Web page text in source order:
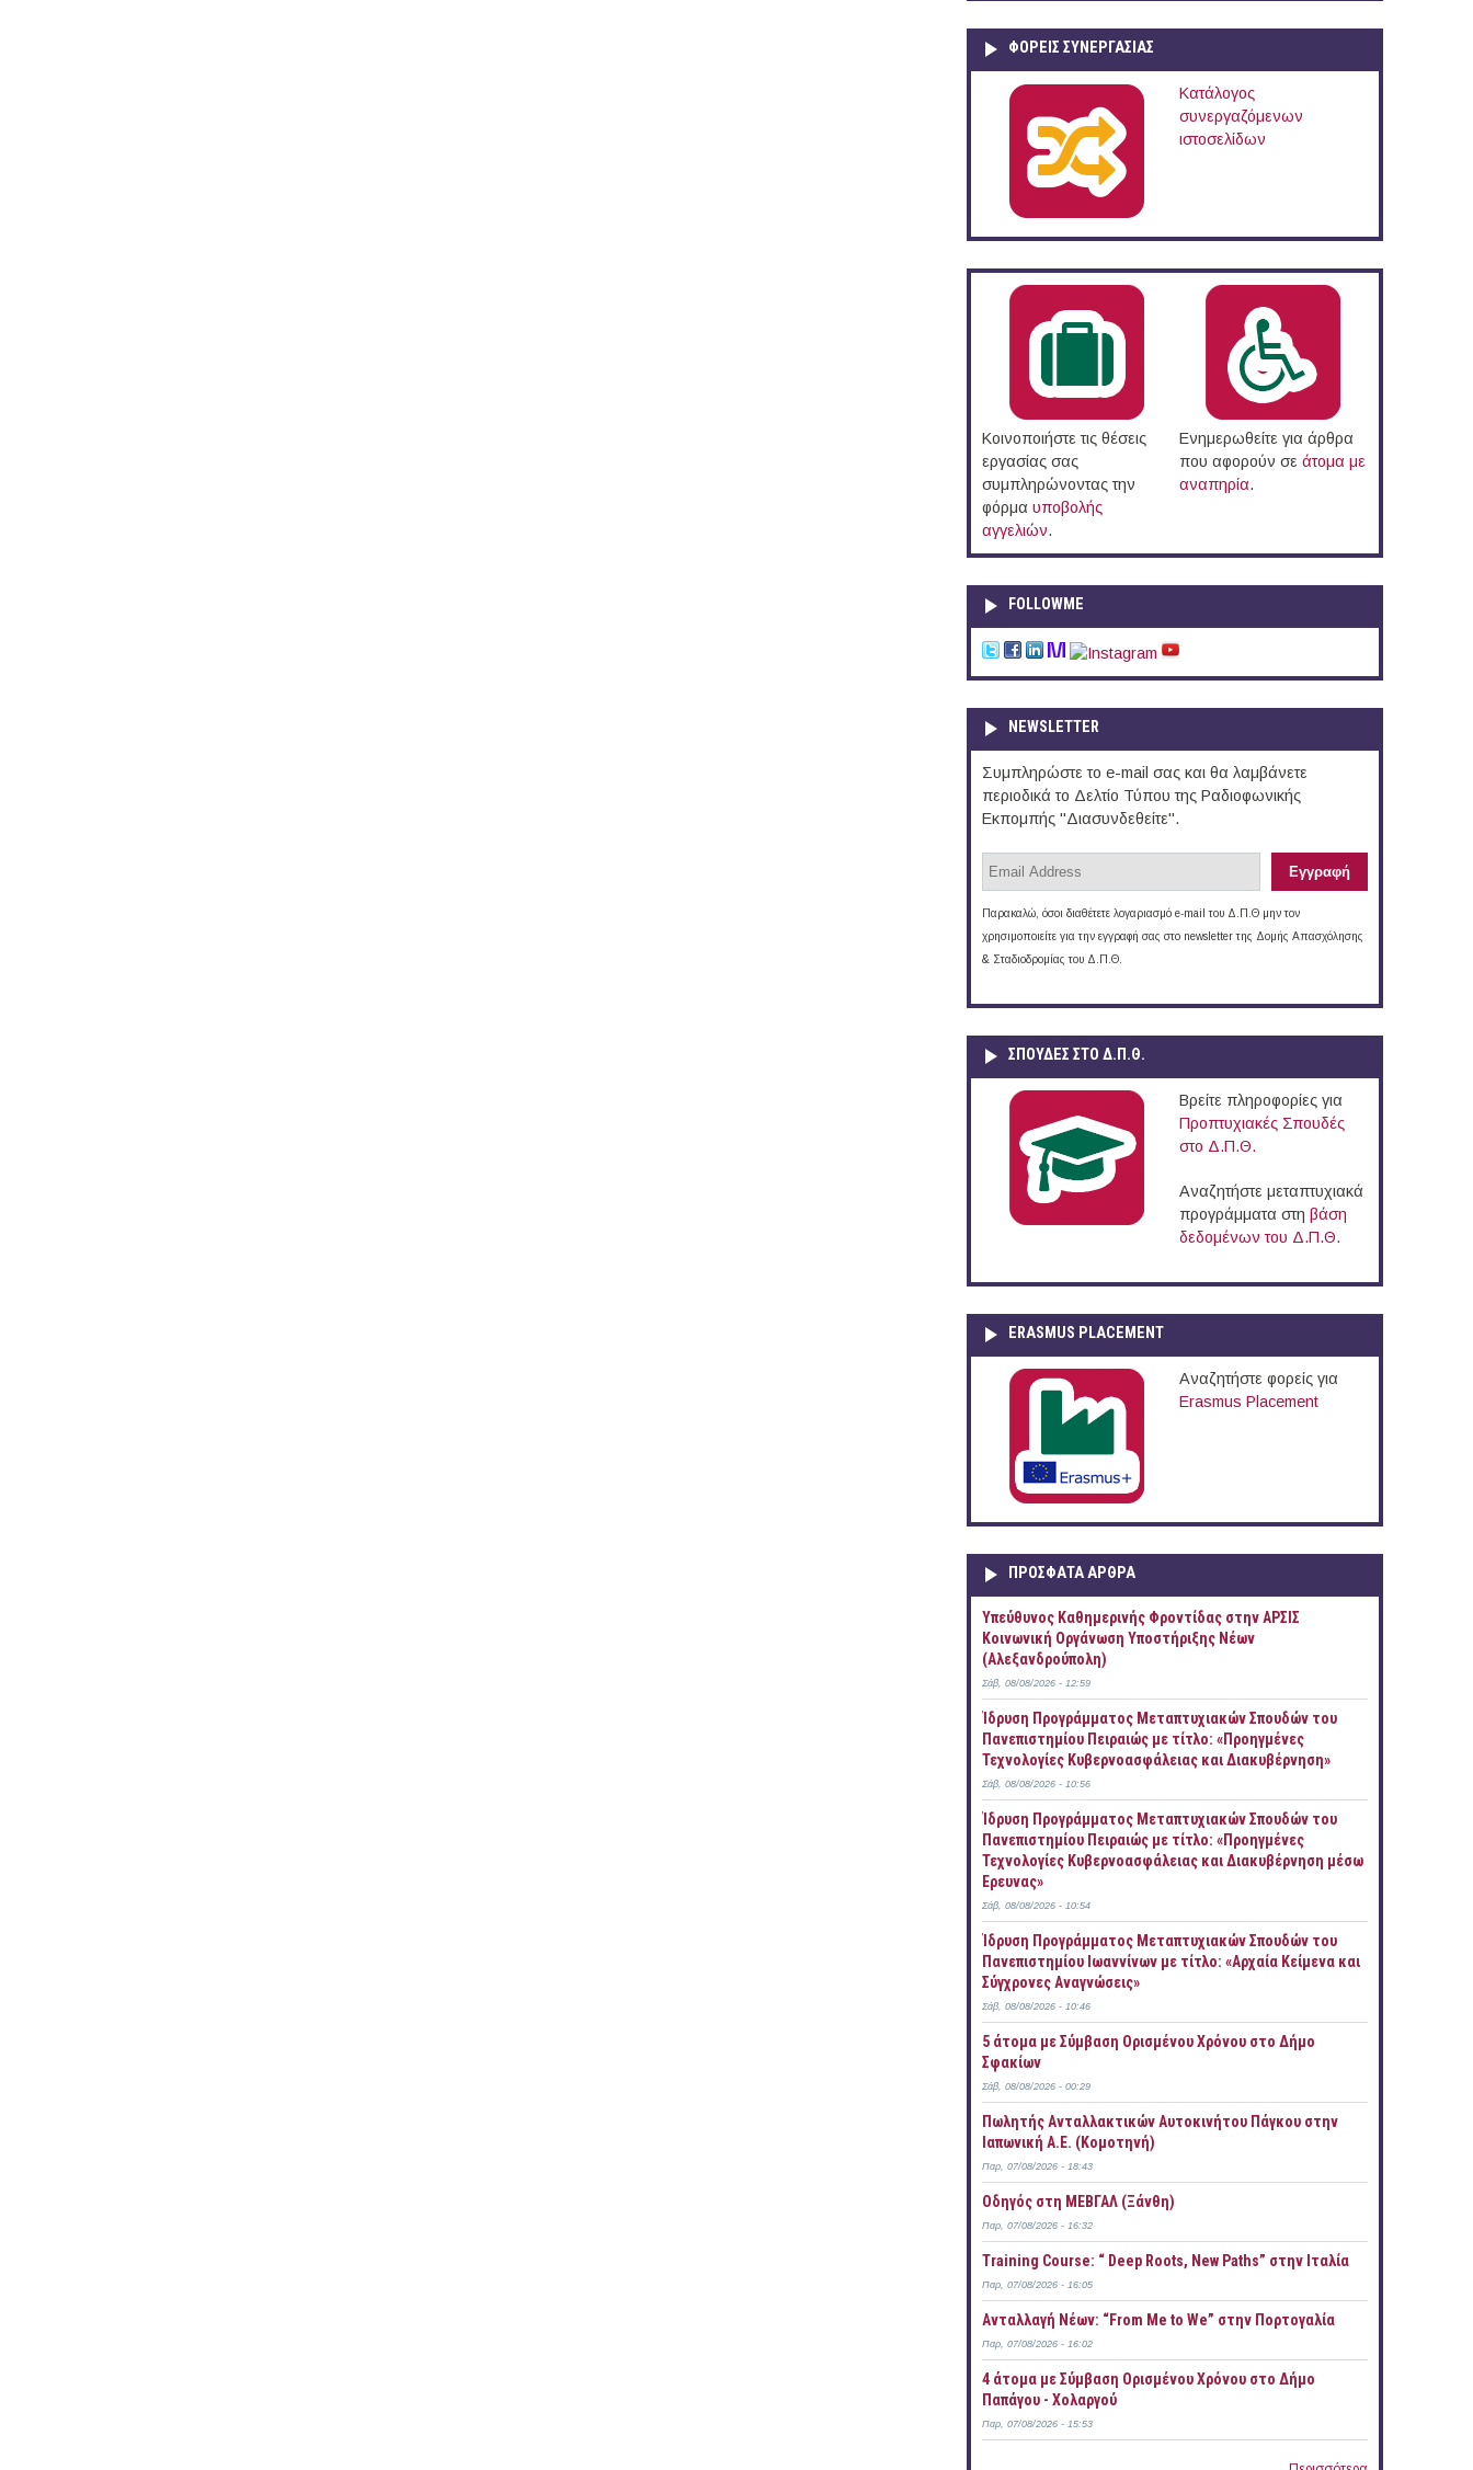
ΦΟΡΕΙΣ ΣΥΝΕΡΓΑΣΙΑΣ
Κατάλογος
συνεργαζόμενων
ιστοσελίδων
Κοινοποιήστε τις θέσεις
εργασίας σας
συμπληρώνοντας την
φόρμα υποβολής
αγγελιών.
Ενημερωθείτε για άρθρα
που αφορούν σε άτομα με
αναπηρία.
FOLLOWME
NEWSLETTER
Συμπληρώστε το e-mail σας και θα λαμβάνετε
περιοδικά το Δελτίο Τύπου της Ραδιοφωνικής
Εκπομπής "Διασυνδεθείτε".
Παρακαλώ, όσοι διαθέτετε λογαριασμό e-mail του Δ.Π.Θ μην τον
χρησιμοποιείτε για την εγγραφή σας στο newsletter της Δομής Απασχόλησης
& Σταδιοδρομίας του Δ.Π.Θ.
ΣΠΟΥΔΈΣ ΣΤΟ Δ.Π.Θ.
Βρείτε πληροφορίες για
Προπτυχιακές Σπουδές
στο Δ.Π.Θ.
Αναζητήστε μεταπτυχιακά
προγράμματα στη βάση
δεδομένων του Δ.Π.Θ.
ERASMUS PLACEMENT
Αναζητήστε φορείς για
Erasmus Placement
ΠΡOΣΦΑΤΑ AΡΘΡΑ
Yπεύθυνος Καθημερινής Φροντίδας στην ΑΡΣΙΣ
Κοινωνική Οργάνωση Υποστήριξης Νέων
(Αλεξανδρούπολη)
Σάβ, 08/08/2026 - 12:59
Ίδρυση Προγράμματος Μεταπτυχιακών Σπουδών του
Πανεπιστημίου Πειραιώς με τίτλο: «Προηγμένες
Τεχνολογίες Κυβερνοασφάλειας και Διακυβέρνηση»
Σάβ, 08/08/2026 - 10:56
Ίδρυση Προγράμματος Μεταπτυχιακών Σπουδών του
Πανεπιστημίου Πειραιώς με τίτλο: «Προηγμένες
Τεχνολογίες Κυβερνοασφάλειας και Διακυβέρνηση μέσω
Έρευνας»
Σάβ, 08/08/2026 - 10:54
Ίδρυση Προγράμματος Μεταπτυχιακών Σπουδών του
Πανεπιστημίου Ιωαννίνων με τίτλο: «Αρχαία Κείμενα και
Σύγχρονες Αναγνώσεις»
Σάβ, 08/08/2026 - 10:46
5 άτομα με Σύμβαση Ορισμένου Χρόνου στο Δήμο
Σφακίων
Σάβ, 08/08/2026 - 00:29
Πωλητής Ανταλλακτικών Αυτοκινήτου Πάγκου στην
Ιαπωνική Α.Ε. (Κομοτηνή)
Παρ, 07/08/2026 - 18:43
Οδηγός στη ΜΕΒΓΑΛ (Ξάνθη)
Παρ, 07/08/2026 - 16:32
Training Course: “ Deep Roots, New Paths” στην Ιταλία
Παρ, 07/08/2026 - 16:05
Ανταλλαγή Νέων: “From Me to We” στην Πορτογαλία
Παρ, 07/08/2026 - 16:02
4 άτομα με Σύμβαση Ορισμένου Χρόνου στο Δήμο
Παπάγου - Χολαργού
Παρ, 07/08/2026 - 15:53